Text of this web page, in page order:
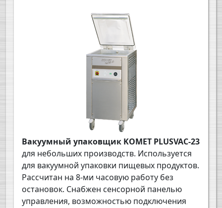
Вакуумный упаковщик KOMET PLUSVAC-23
для небольших производств. Используется
для вакуумной упаковки пищевых продуктов.
Рассчитан на 8-ми часовую работу без
остановок. Снабжен сенсорной панелью
управления, возможностью подключения